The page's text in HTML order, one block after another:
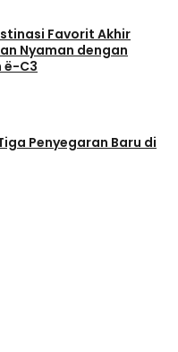
Favorit Akhir
Nyaman dengan
ë-C3
di